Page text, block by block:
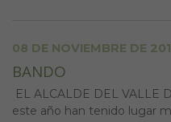
08 DE NOVIEMBRE DE
BANDO
EL ALCALDE DEL VALLE
este año han tenido lugar